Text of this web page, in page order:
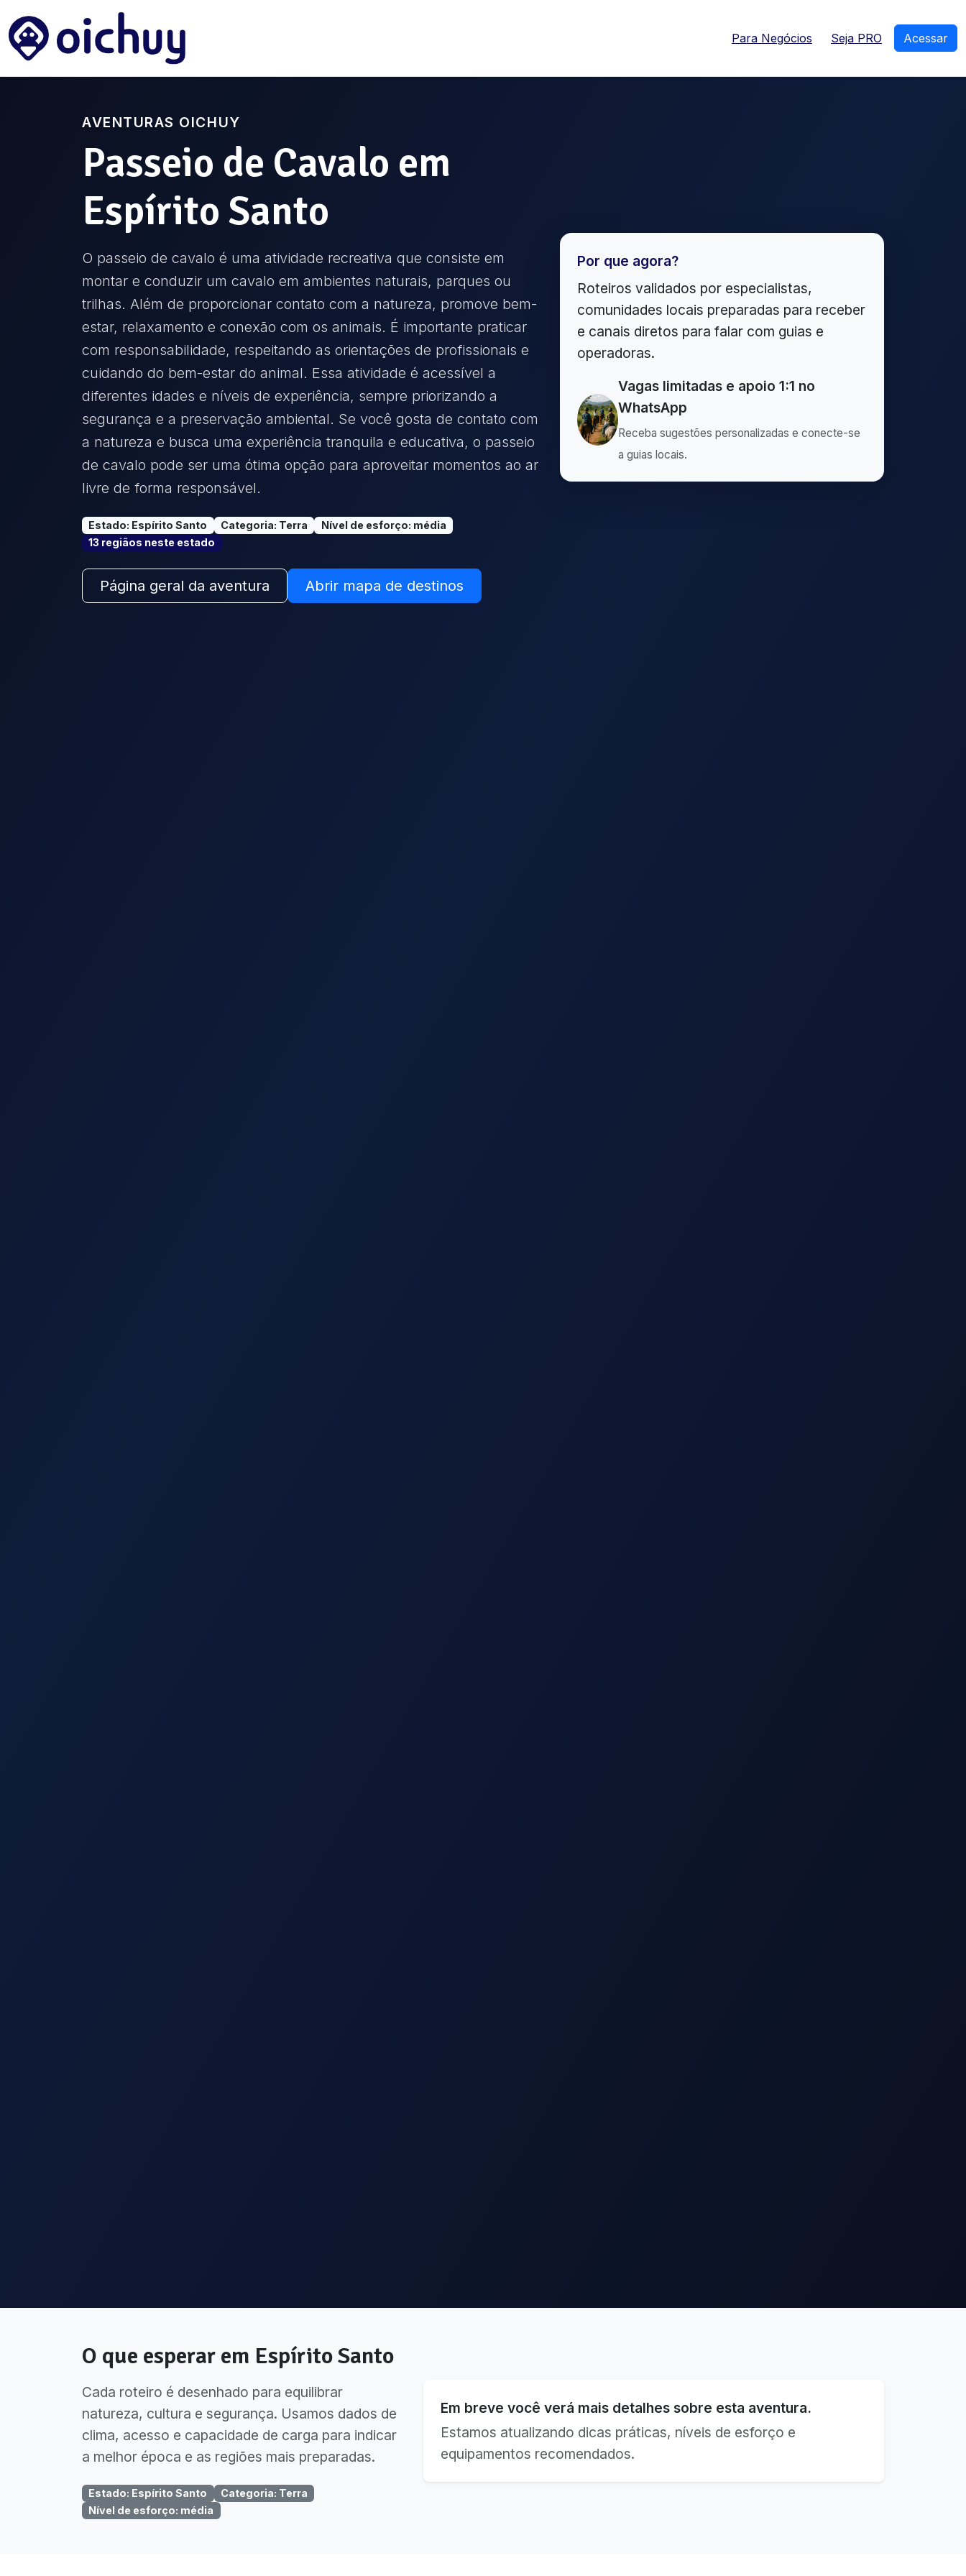
Para Negócios Seja PRO Acessar
AVENTURAS OICHUY
Passeio de Cavalo em
Espírito Santo
O passeio de cavalo é uma atividade recreativa que consiste em
montar e conduzir um cavalo em ambientes naturais, parques ou
trilhas. Além de proporcionar contato com a natureza, promove bem-
estar, relaxamento e conexão com os animais. É importante praticar
com responsabilidade, respeitando as orientações de profissionais e
cuidando do bem-estar do animal. Essa atividade é acessível a
diferentes idades e níveis de experiência, sempre priorizando a
segurança e a preservação ambiental. Se você gosta de contato com
a natureza e busca uma experiência tranquila e educativa, o passeio
de cavalo pode ser uma ótima opção para aproveitar momentos ao ar
livre de forma responsável.
Estado: Espírito Santo Categoria: Terra Nível de esforço: média
13 regiãos neste estado
Página geral da aventura Abrir mapa de destinos
Por que agora?
Roteiros validados por especialistas,
comunidades locais preparadas para receber
e canais diretos para falar com guias e
operadoras.
Vagas limitadas e apoio 1:1 no
WhatsApp
Receba sugestões personalizadas e conecte-se
a guias locais.
O que esperar em Espírito Santo
Cada roteiro é desenhado para equilibrar
natureza, cultura e segurança. Usamos dados de
clima, acesso e capacidade de carga para indicar
a melhor época e as regiões mais preparadas.
Estado: Espírito Santo Categoria: Terra
Nível de esforço: média
Em breve você verá mais detalhes sobre esta aventura.
Estamos atualizando dicas práticas, níveis de esforço e
equipamentos recomendados.